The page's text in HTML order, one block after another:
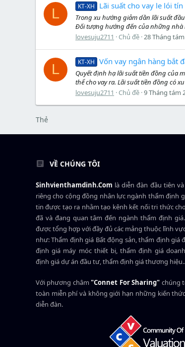
L KT-XH Lãi suất cho vay le lói
Trong xu hướng giảm dần lãi suất
Đối tượng hướng đến của những
lovesuju2711
Chủ đề 28 Tháng tám
L KT-XH Vốn vay ngân hàng bắt
Quyết định hạ lãi suất tiền đồng của
thể cho vay ra. Lãi suất tiền đồng có
lovesuju2711
Chủ đề 9 Tháng tám
Thẻ
VỀ CHÚNG TÔI
Sinhvienthamdinh.Com là diễn đàn đầu tiên
riêng cho cộng đồng nhân lực ngành thẩm định
tin được tạo ra nhằm tạo kênh kết nối tri thức
đã và đang quan tâm đến ngành thẩm định
được tổng hợp với đầy đủ các mảng thuộc lĩnh
như: Thẩm định giá Bất động sản, thẩm định giá
định giá máy móc thiết bị, thẩm định giá
định giá dự án đầu tư, thẩm định giá thương
Với phương châm"Connet For Sharing" chúng
toàn miễn phí và không giới hạn những kiến
diễn đàn.